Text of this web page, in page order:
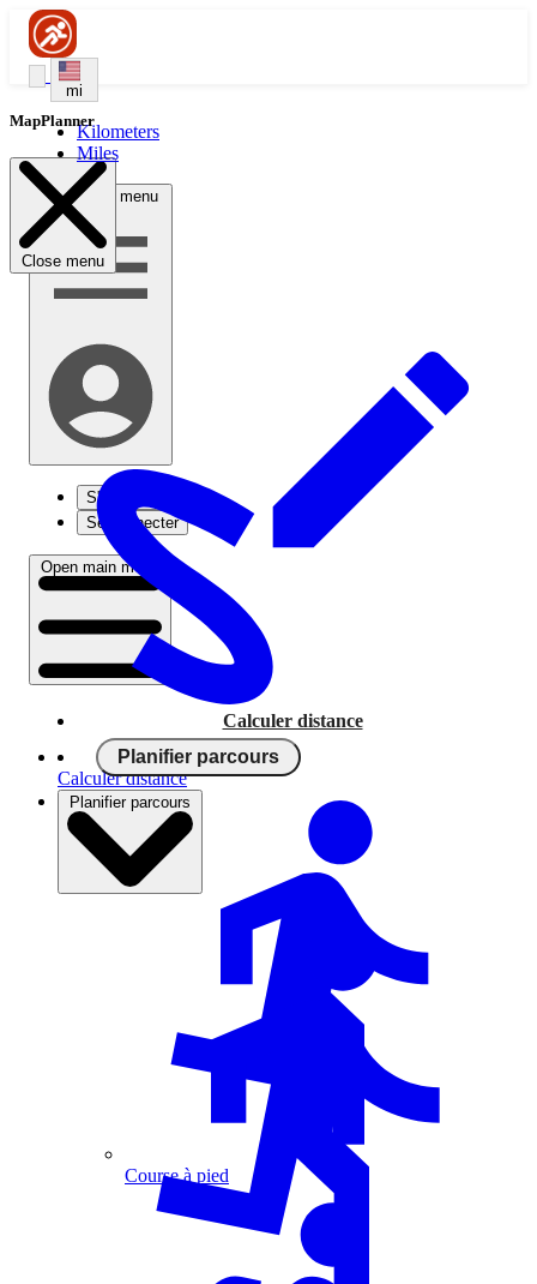
mi
Kilometers
Miles
Open user menu
S'inscrire
Se connecter
Open main menu
Calculer distance
Planifier parcours
Course à pied
MapPlanner
Close menu
Calculer distance
Planifier parcours